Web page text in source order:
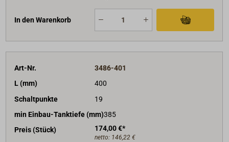
In den Warenkorb
Art-Nr.
3486-401
L (mm)
400
Schaltpunkte
19
min Einbau-Tanktiefe (mm)385
Preis (Stück)
174,00 €*
netto: 146,22 €